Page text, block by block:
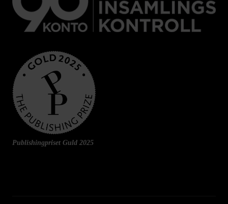
Publishingpriset Guld 2025